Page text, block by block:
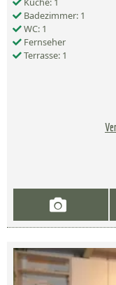
Badezimmer: 1
WC: 1
Fernseher
Terrasse: 1